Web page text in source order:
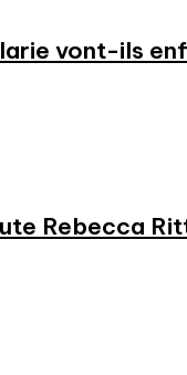
vont-ils
Rebecca